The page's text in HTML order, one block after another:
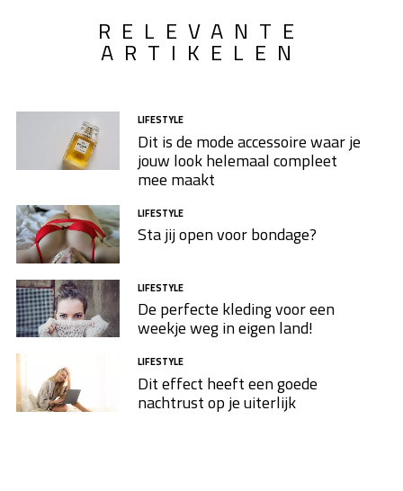
die uitzonderingen zijn die nog geen jeans bezit, dan
wordt het hoog tijd je eerste, monumentale
voor het onderhoud ervan.
RELEVANTE
ARTIKELEN
LIFESTYLE
Dit is de mode accessoire waar je
jouw look helemaal compleet
mee maakt
LIFESTYLE
Sta jij open voor bondage?
LIFESTYLE
De perfecte kleding voor een
weekje weg in eigen land!
LIFESTYLE
Dit effect heeft een goede
nachtrust op je uiterlijk